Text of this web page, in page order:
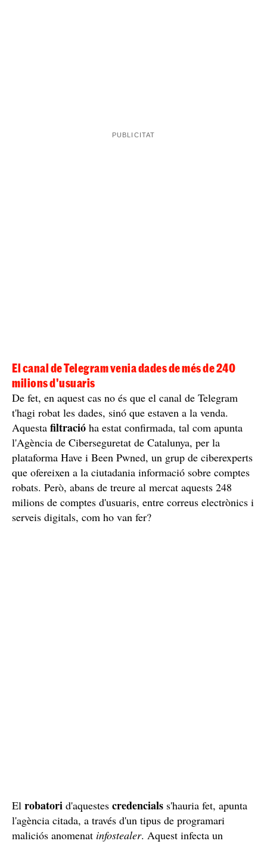
El canal de Telegram venia dades de més de 240
milions d'usuaris
De fet, en aquest cas no és que el canal de Telegram
t'hagi robat les dades, sinó que estaven a la venda.
Aquesta filtració ha estat confirmada, tal com apunta
l'Agència de Ciberseguretat de Catalunya, per la
plataforma Have i Been Pwned, un grup de ciberexperts
que ofereixen a la ciutadania informació sobre comptes
robats. Però, abans de treure al mercat aquests 248
milions de comptes d'usuaris, entre correus electrònics i
serveis digitals, com ho van fer?
El robatori d'aquestes credencials s'hauria fet, apunta
l'agència citada, a través d'un tipus de programari
maliciós anomenat infostealer. Aquest infecta un